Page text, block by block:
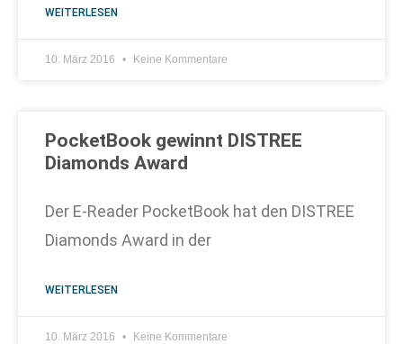
WEITERLESEN
10. März 2016 Keine Kommentare
PocketBook gewinnt DISTREE
Diamonds Award
Der E-Reader PocketBook hat den DISTREE
Diamonds Award in der
WEITERLESEN
10. März 2016 Keine Kommentare